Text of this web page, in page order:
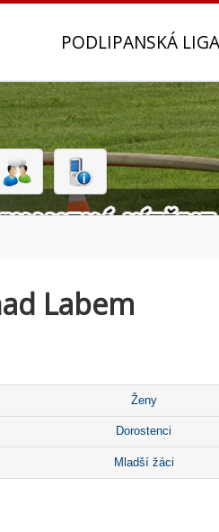
PODLIPANSKÁ LIGA
Labem
Ženy
Dorostenci
Mladší žáci